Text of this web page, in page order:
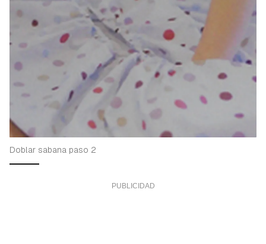
Doblar sabana paso 2